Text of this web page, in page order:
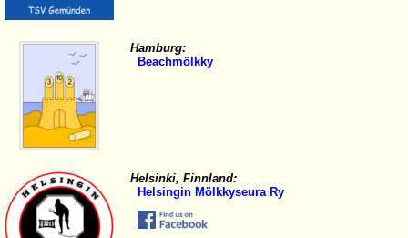
Hamburg:
Beachmölkky
Helsinki, Finnland:
Helsingin Mölkkyseura Ry